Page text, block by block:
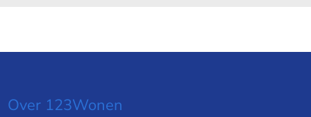
Over 123Wonen